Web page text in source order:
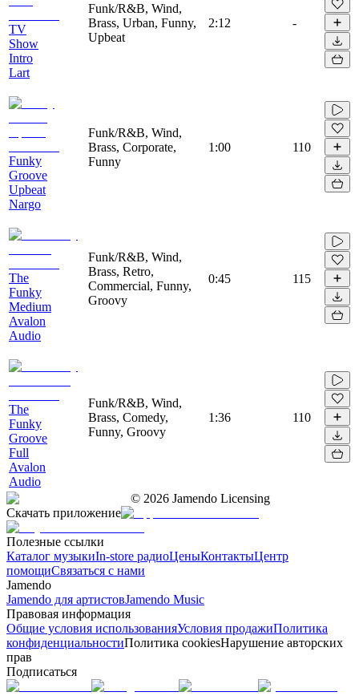
TV
Show
Intro
Lart
Funk/R&B, Wind,
Brass, Urban, Funny,
Upbeat
2:12 -
Funky
Groove
Upbeat
Nargo
Funk/R&B, Wind,
Brass, Corporate,
Funny
1:00 110
The
Funky
Medium
Avalon
Audio
Funk/R&B, Wind,
Brass, Retro,
Commercial, Funny,
Groovy
0:45 115
The
Funky
Groove
Full
Avalon
Audio
Funk/R&B, Wind,
Brass, Comedy,
Funny, Groovy
1:36 110
© 2026 Jamendo Licensing
Скачать приложение
Полезные ссылки
Каталог музыкиIn-store радиоЦеныКонтактыЦентр
помощиСвязаться с нами
Jamendo
Jamendo для артистовJamendo Music
Правовая информация
Общие условия использованияУсловия продажиПолитика
конфиденциальностиПолитика cookiesНарушение авторских
прав
Подписаться